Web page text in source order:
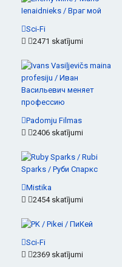
Sci-Fi
2471 skatījumi
Padomju Filmas
2406 skatījumi
Mistika
2454 skatījumi
Sci-Fi
2369 skatījumi